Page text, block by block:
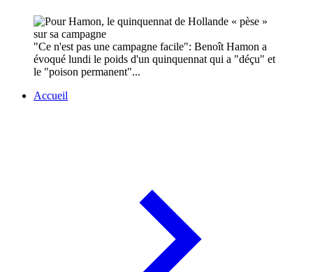
"Ce n'est pas une campagne facile": Benoît Hamon a
évoqué lundi le poids d'un quinquennat qui a "déçu" et
le "poison permanent"...
Accueil